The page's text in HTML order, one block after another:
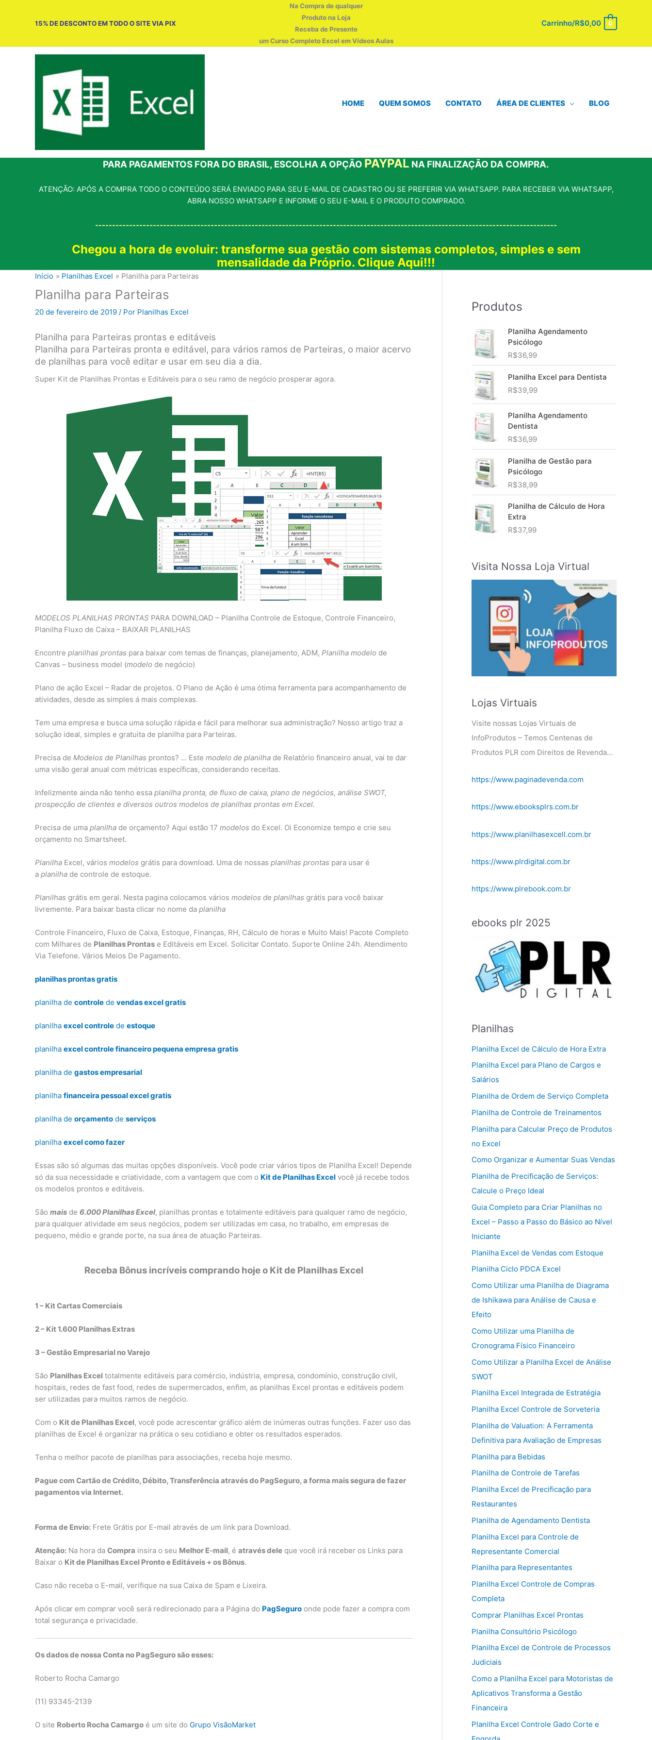
15% DE DESCONTO EM TODO O SITE VIA PIX
Na Compra de qualquer
Produto na Loja
Receba de Presente
um Curso Completo Excel em Vídeos Aulas
Carrinho/R$0,00 0
HOME QUEM SOMOS CONTATO ÁREA DE CLIENTES BLOG
PARA PAGAMENTOS FORA DO BRASIL, ESCOLHA A OPÇÃO PAYPAL NA FINALIZAÇÃO DA COMPRA.
ATENÇÃO: APÓS A COMPRA TODO O CONTEÚDO SERÁ ENVIADO PARA SEU E-MAIL DE CADASTRO OU SE PREFERIR VIA WHATSAPP. PARA RECEBER VIA WHATSAPP,
ABRA NOSSO WHATSAPP E INFORME O SEU E-MAIL E O PRODUTO COMPRADO.
----------------------------------------------------------------------------------------------------------------------------------------
Chegou a hora de evoluir: transforme sua gestão com sistemas completos, simples e sem
mensalidade da Próprio. Clique Aqui!!!
Início Planilhas Excel Planilha para Parteiras
Planilha para Parteiras
20 de fevereiro de 2019 / Por Planilhas Excel
Planilha para Parteiras prontas e editáveis
Planilha para Parteiras pronta e editável, para vários ramos de Parteiras, o maior acervo
de planilhas para você editar e usar em seu dia a dia.
Super Kit de Planilhas Prontas e Editáveis para o seu ramo de negócio prosperar agora.
MODELOS PLANILHAS PRONTAS PARA DOWNLOAD – Planilha Controle de Estoque, Controle Financeiro,
Planilha Fluxo de Caixa – BAIXAR PLANILHAS
Encontre planilhas prontas para baixar com temas de finanças, planejamento, ADM, Planilha modelo de
Canvas – business model (modelo de negócio)
Plano de ação Excel – Radar de projetos. O Plano de Ação é uma ótima ferramenta para acompanhamento de
atividades, desde as simples á mais complexas.
Tem uma empresa e busca uma solução rápida e fácil para melhorar sua administração? Nosso artigo traz a
solução ideal, simples e gratuita de planilha para Parteiras.
Precisa de Modelos de Planilhas prontos? … Este modelo de planilha de Relatório financeiro anual, vai te dar
uma visão geral anual com métricas específicas, considerando receitas.
Infelizmente ainda não tenho essa planilha pronta, de fluxo de caixa, plano de negócios, análise SWOT,
prospecção de clientes e diversos outros modelos de planilhas prontas em Excel.
Precisa de uma planilha de orçamento? Aqui estão 17 modelos do Excel. Oi Economize tempo e crie seu
orçamento no Smartsheet.
Planilha Excel, vários modelos grátis para download. Uma de nossas planilhas prontas para usar é
a planilha de controle de estoque.
Planilhas grátis em geral. Nesta pagina colocamos vários modelos de planilhas grátis para você baixar
livremente. Para baixar basta clicar no nome da planilha
Controle Financeiro, Fluxo de Caixa, Estoque, Finanças, RH, Cálculo de horas e Muito Mais! Pacote Completo
com Milhares de Planilhas Prontas e Editáveis em Excel. Solicitar Contato. Suporte Online 24h. Atendimento
Via Telefone. Vários Meios De Pagamento.
planilhas prontas gratis
planilha de controle de vendas excel gratis
planilha excel controle de estoque
planilha excel controle financeiro pequena empresa gratis
planilha de gastos empresarial
planilha financeira pessoal excel gratis
planilha de orçamento de serviços
planilha excel como fazer
Essas são só algumas das muitas opções disponíveis. Você pode criar vários tipos de Planilha Excel! Depende
só da sua necessidade e criatividade, com a vantagem que com o Kit de Planilhas Excel você já recebe todos
os modelos prontos e editáveis.
São mais de 6.000 Planilhas Excel, planilhas prontas e totalmente editáveis para qualquer ramo de negócio,
para qualquer atividade em seus negócios, podem ser utilizadas em casa, no trabalho, em empresas de
pequeno, médio e grande porte, na sua área de atuação Parteiras.
Receba Bônus incríveis comprando hoje o Kit de Planilhas Excel
1 – Kit Cartas Comerciais
2 – Kit 1.600 Planilhas Extras
3 – Gestão Empresarial no Varejo
São Planilhas Excel totalmente editáveis para comércio, indústria, empresa, condomínio, construção civil,
hospitais, redes de fast food, redes de supermercados, enfim, as planilhas Excel prontas e editáveis podem
ser utilizadas para muitos ramos de negócio.
Com o Kit de Planilhas Excel, você pode acrescentar gráfico além de inúmeras outras funções. Fazer uso das
planilhas de Excel é organizar na prática o seu cotidiano e obter os resultados esperados.
Tenha o melhor pacote de planilhas para associações, receba hoje mesmo.
Pague com Cartão de Crédito, Débito, Transferência através do PagSeguro, a forma mais segura de fazer
pagamentos via Internet.
Forma de Envio: Frete Grátis por E-mail através de um link para Download.
Atenção: Na hora da Compra insira o seu Melhor E-mail, é através dele que você irá receber os Links para
Baixar o Kit de Planilhas Excel Pronto e Editáveis + os Bônus.
Caso não receba o E-mail, verifique na sua Caixa de Spam e Lixeira.
Após clicar em comprar você será redirecionado para a Página do PagSeguro onde pode fazer a compra com
total segurança e privacidade.
Os dados de nossa Conta no PagSeguro são esses:
Roberto Rocha Camargo
(11) 93345-2139
O site Roberto Rocha Camargo é um site do Grupo VisãoMarket
Produtos
Planilha Agendamento
Psicólogo
R$36,99
Planilha Excel para Dentista
R$39,99
Planilha Agendamento
Dentista
R$36,99
Planilha de Gestão para
Psicólogo
R$38,99
Planilha de Cálculo de Hora
Extra
R$37,99
Visita Nossa Loja Virtual
Lojas Virtuais
Visite nossas Lojas Virtuais de
InfoProdutos – Temos Centenas de
Produtos PLR com Direitos de Revenda…
https://www.paginadevenda.com
https://www.ebooksplrs.com.br
https://www.planilhasexcell.com.br
https://www.plrdigital.com.br
https://www.plrebook.com.br
ebooks plr 2025
Planilhas
Planilha Excel de Cálculo de Hora Extra
Planilha Excel para Plano de Cargos e
Salários
Planilha de Ordem de Serviço Completa
Planilha de Controle de Treinamentos
Planilha para Calcular Preço de Produtos
no Excel
Como Organizar e Aumentar Suas Vendas
Planilha de Precificação de Serviços:
Calcule o Preço Ideal
Guia Completo para Criar Planilhas no
Excel – Passo a Passo do Básico ao Nível
Iniciante
Planilha Excel de Vendas com Estoque
Planilha Ciclo PDCA Excel
Como Utilizar uma Planilha de Diagrama
de Ishikawa para Análise de Causa e
Efeito
Como Utilizar uma Planilha de
Cronograma Físico Financeiro
Como Utilizar a Planilha Excel de Análise
SWOT
Planilha Excel Integrada de Estratégia
Planilha Excel Controle de Sorveteria
Planilha de Valuation: A Ferramenta
Definitiva para Avaliação de Empresas
Planilha para Bebidas
Planilha de Controle de Tarefas
Planilha Excel de Precificação para
Restaurantes
Planilha de Agendamento Dentista
Planilha Excel para Controle de
Representante Comercial
Planilha para Representantes
Planilha Excel Controle de Compras
Completa
Comprar Planilhas Excel Prontas
Planilha Consultório Psicólogo
Planilha Excel de Controle de Processos
Judiciais
Como a Planilha Excel para Motoristas de
Aplicativos Transforma a Gestão
Financeira
Planilha Excel Controle Gado Corte e